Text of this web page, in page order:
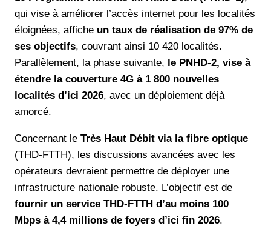
qui vise à améliorer l’accès internet pour les localités
éloignées, affiche un taux de réalisation de 97% de
ses objectifs, couvrant ainsi 10 420 localités.
Parallèlement, la phase suivante, le PNHD-2, vise à
étendre la couverture 4G à 1 800 nouvelles
localités d’ici 2026, avec un déploiement déjà
amorcé.
Concernant le Très Haut Débit via la fibre optique
(THD-FTTH), les discussions avancées avec les
opérateurs devraient permettre de déployer une
infrastructure nationale robuste. L’objectif est de
fournir un service THD-FTTH d’au moins 100
Mbps à 4,4 millions de foyers d’ici fin 2026.